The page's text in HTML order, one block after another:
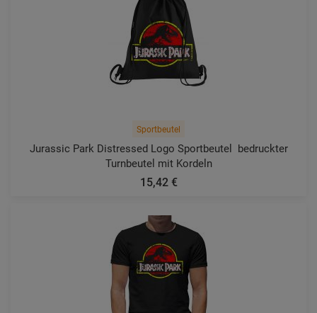
Sportbeutel
Jurassic Park Distressed Logo Sportbeutel  bedruckter
Turnbeutel mit Kordeln
15,42 €